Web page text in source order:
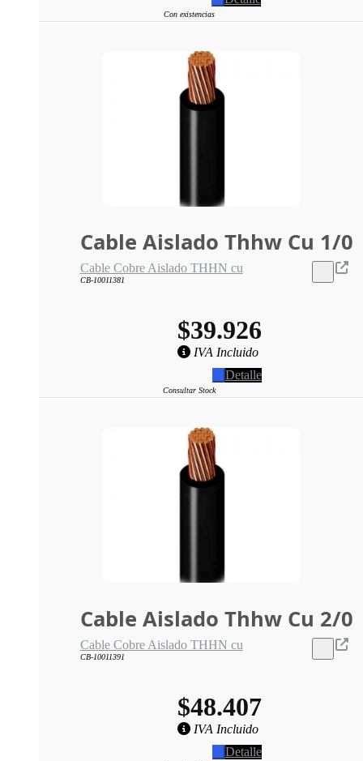
Con existencias
Cable Aislado Thhw Cu 1/0
Cable Cobre Aislado THHN cu
CB-10011381
$39.926
IVA Incluido
Detalle
Consultar Stock
Cable Aislado Thhw Cu 2/0
Cable Cobre Aislado THHN cu
CB-10011391
$48.407
IVA Incluido
Detalle